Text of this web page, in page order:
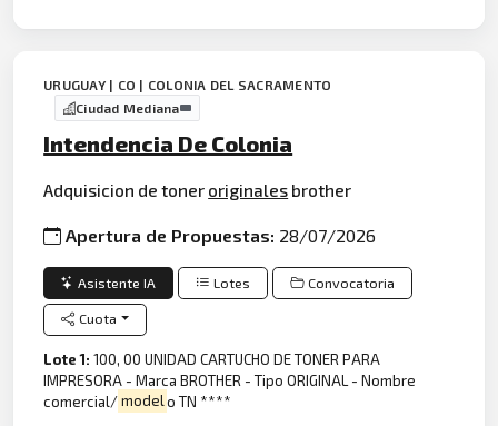
URUGUAY | CO | COLONIA DEL SACRAMENTO
Ciudad Mediana
Intendencia De Colonia
Adquisicion de toner originales brother
Apertura de Propuestas: 28/07/2026
Asistente IA Lotes Convocatoria
Cuota
Lote 1:100, 00 UNIDAD CARTUCHO DE TONER PARA
IMPRESORA - Marca BROTHER - Tipo ORIGINAL - Nombre
comercial/modelo TN ****